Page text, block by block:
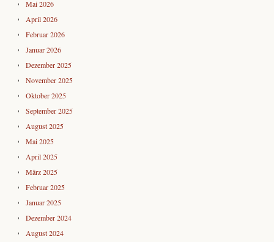
Mai 2026
April 2026
Februar 2026
Januar 2026
Dezember 2025
November 2025
Oktober 2025
September 2025
August 2025
Mai 2025
April 2025
März 2025
Februar 2025
Januar 2025
Dezember 2024
August 2024